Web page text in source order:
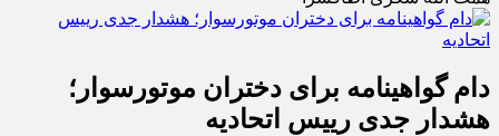
دام گواهینامه برای دختران موتورسوار؛
هشدار جدی رییس اتحادیه